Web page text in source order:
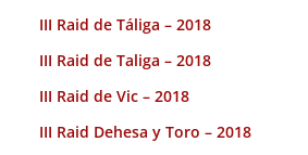
III Raid de Táliga – 2018
III Raid de Taliga – 2018
III Raid de Vic – 2018
III Raid Dehesa y Toro – 2018